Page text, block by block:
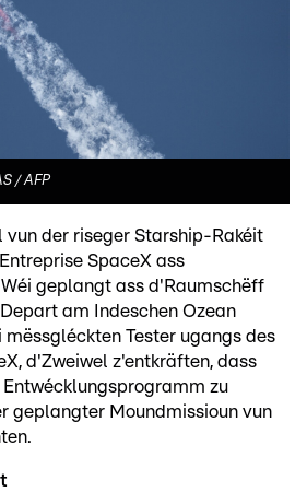
/ AFP
vun der riseger Starship-Rakéit
SpaceX ass
geplangt ass d'Raumschëff
am Indeschen Ozean
mëssgléckten Tester ugangs des
d'Zweiwel z'entkräften, dass
zu
geplangter Moundmissioun vun